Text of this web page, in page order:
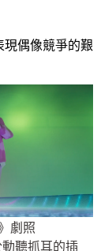
現偶像競爭的艱
劇照
動聽抓耳的插